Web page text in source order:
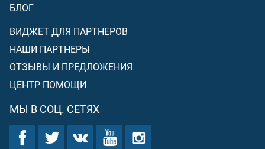
БЛОГ
ВИДЖЕТ ДЛЯ ПАРТНЕРОВ
НАШИ ПАРТНЕРЫ
ОТЗЫВЫ И ПРЕДЛОЖЕНИЯ
ЦЕНТР ПОМОЩИ
МЫ В СОЦ. СЕТЯХ